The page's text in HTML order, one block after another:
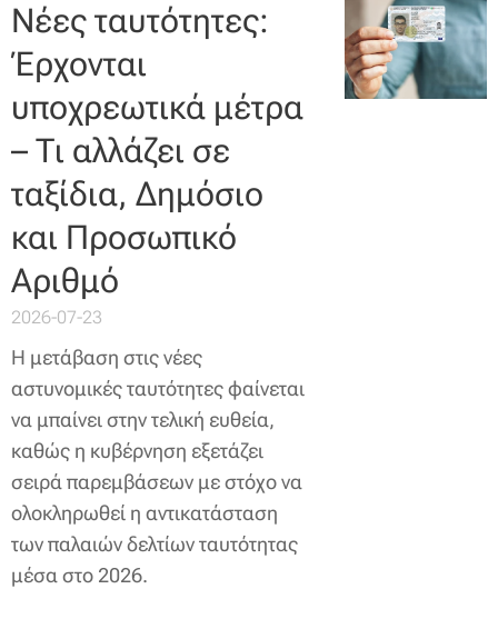
Νέες ταυτότητες:
Έρχονται
υποχρεωτικά μέτρα
– Τι αλλάζει σε
ταξίδια, Δημόσιο
και Προσωπικό
Αριθμό
2026-07-23
Η μετάβαση στις νέες
αστυνομικές ταυτότητες φαίνεται
να μπαίνει στην τελική ευθεία,
καθώς η κυβέρνηση εξετάζει
σειρά παρεμβάσεων με στόχο να
ολοκληρωθεί η αντικατάσταση
των παλαιών δελτίων ταυτότητας
μέσα στο 2026.